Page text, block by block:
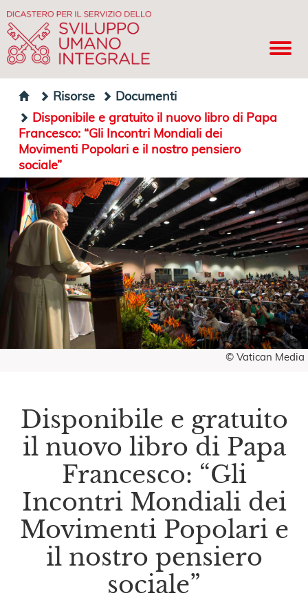
Risorse
Documenti
Disponibile e gratuito il nuovo libro di Papa
Francesco: “Gli Incontri Mondiali dei
Movimenti Popolari e il nostro pensiero
sociale”
© Vatican Media
Disponibile e gratuito
il nuovo libro di Papa
Francesco: “Gli
Incontri Mondiali dei
Movimenti Popolari e
il nostro pensiero
sociale”